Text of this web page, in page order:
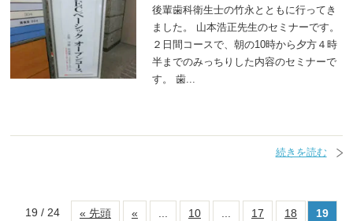
後輩歯科衛生士の竹永とともに行ってき
ました。 山本浩正先生のセミナーです。
２日間コースで、朝の10時から夕方４時
半までのみっちりした内容のセミナーで
す。 歯...
続きを読む
19 / 24 « 先頭 « ... 10 ... 17 18
19